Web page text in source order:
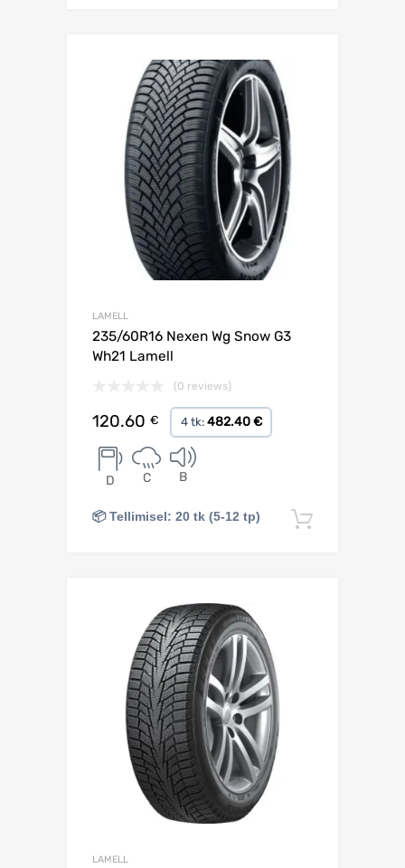
LAMELL
235/60R16 Nexen Wg Snow G3
Wh21 Lamell
(0 reviews)
120.60 € 4 tk: 482.40 €
D C B
📦 Tellimisel: 20 tk (5-12 tp)
LAMELL